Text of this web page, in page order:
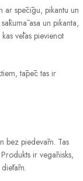
ar spēcīgu, pikantu un
asa un pikanta,
vēlas pievienot
tāpēc tas ir
bez piedevām. Tas
ir vegānisks,